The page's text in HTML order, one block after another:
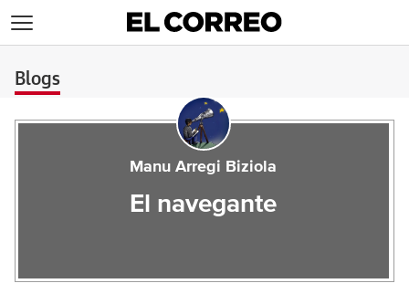
Blogs
Manu Arregi Biziola
El navegante